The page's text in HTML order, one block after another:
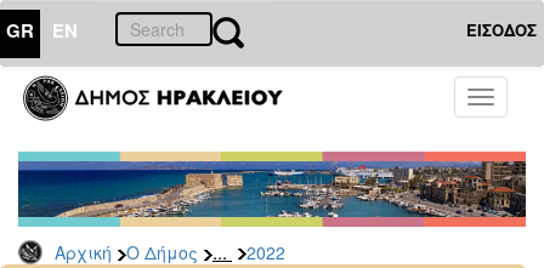
GR EN ΕΙΣΟΔΟΣ
Toggle
Αρχική Ο Δήμος ... 2022
ΔΗΜΟΣ
Δελτία
Τύπου
Αρχείο
2026